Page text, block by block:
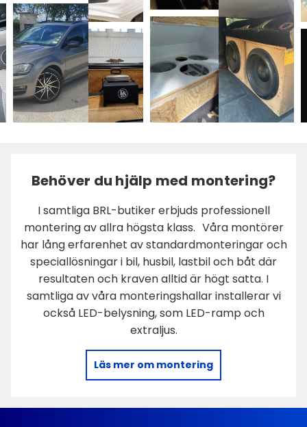
Behöver du hjälp med montering?
I samtliga BRL-butiker erbjuds professionell
montering av allra högsta klass. Våra montörer
har lång erfarenhet av standardmonteringar och
speciallösningar i bil, husbil, lastbil och båt där
resultaten och kraven alltid är högt satta. I
samtliga av våra monteringshallar installerar vi
också LED-belysning, som LED-ramp och
extraljus.
Läs mer om montering